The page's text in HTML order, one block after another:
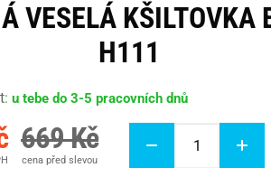
VESELÁ KŠILTOVKA
H111
: u tebe do 3-5 pracovních dnů
669 Kč
cena před slevou